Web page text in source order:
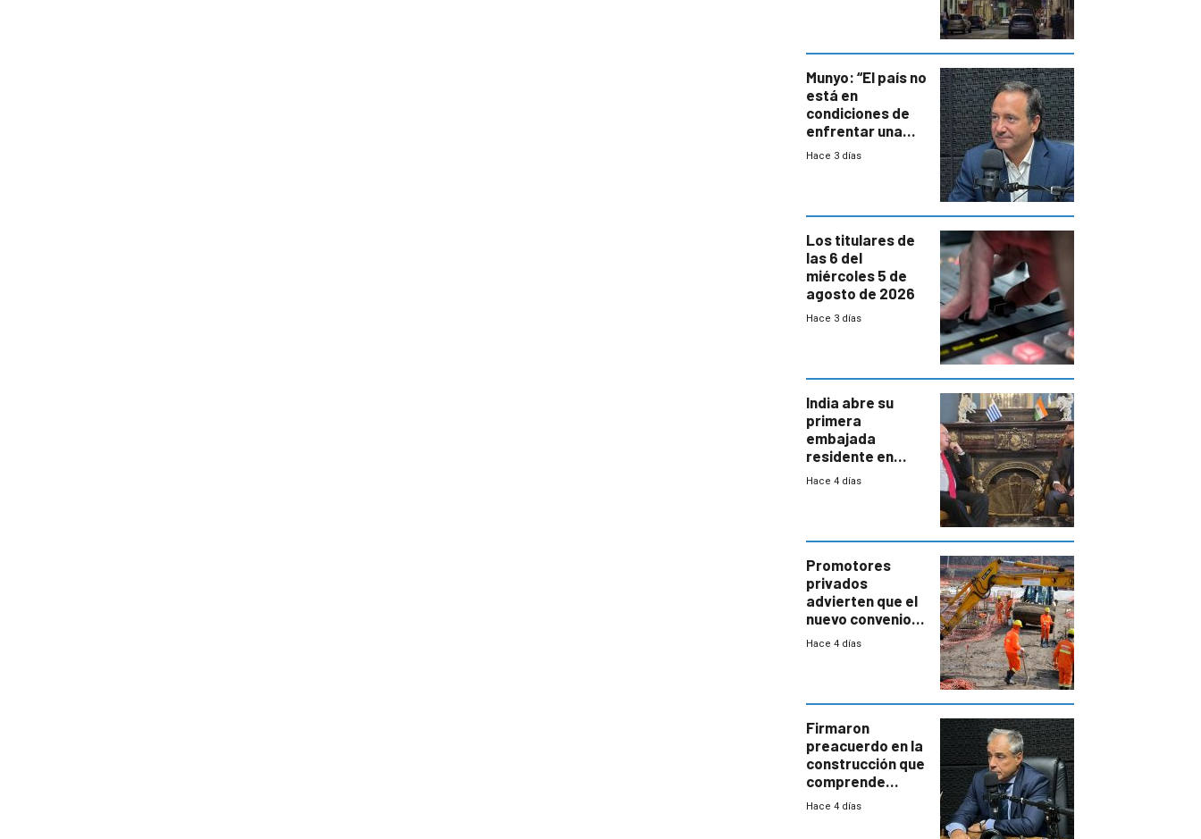
Munyo: “El país no
está en
condiciones de
enfrentar una
reducción de la
Hace 3 días
Los titulares de
las 6 del
miércoles 5 de
agosto de 2026
Hace 3 días
India abre su
primera
embajada
residente en
Uruguay y crecen
enorme
potencial
Hace 4 días
Promotores
privados
advierten que el
nuevo convenio
de la
a revisar
proyectos
Hace 4 días
Firmaron
preacuerdo en la
construcción que
comprende
reducción
Hace 4 días